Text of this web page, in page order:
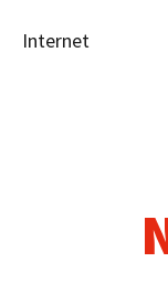
Internet